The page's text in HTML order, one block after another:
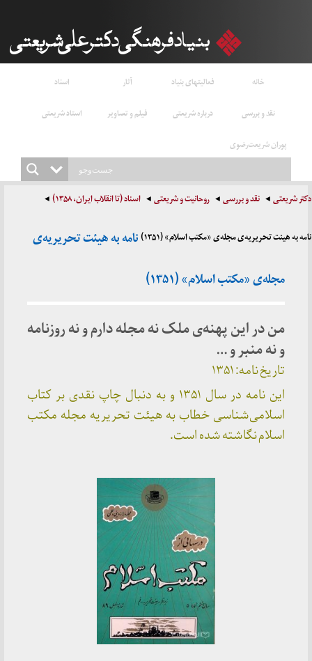
خانه فعالیتهای بنیاد آثار
اسناد
نقد و بررسی
درباره شریعتی فیلم و تصاویر
استاد شریعتی
پوران شریعت‌رضوی
دکتر شریعتی نقد و بررسی روحانیت و شریعتی اسناد (تا انقلاب ایران، ۱۳۵۸)
نامه به هیئت تحریریه‌ی مجله‌ی «مکتب اسلام» (۱۳۵۱)
نامه به هیئت تحریریه‌ی
مجله‌ی «مکتب اسلام» (۱۳۵۱)
من در این پهنه‌ی ملک نه مجله دارم و نه روزنامه
و نه منبر و …
تاریخ نامه: ۱۳۵۱
این نامه در سال ۱۳۵۱ و به دنبال چاپ نقدی بر کتاب
اسلامی‌شناسی خطاب به هیئت تحریریه مجله مکتب
اسلام نگاشته شده است.